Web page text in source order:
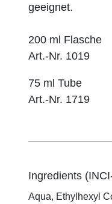
geeignet.
200 ml Flasche
Art.-Nr. 1019
75 ml Tube
Art.-Nr. 1719
Ingredients
Aqua, Ethylhexyl